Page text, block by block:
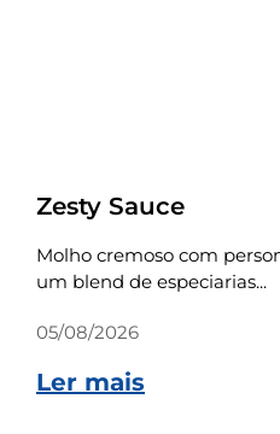
Zesty Sauce
Molho cremoso com
um blend de especiarias...
05/08/2026
Ler mais